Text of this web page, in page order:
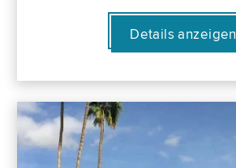
Details anzeigen